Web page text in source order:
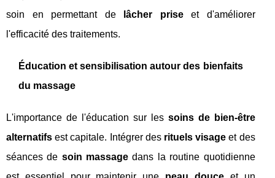
soin en permettant de
lâcher priseet d'améliorer
l'efficacité des traitements.
Éducation et sensibilisation autour des bienfaits
du massage
L'importance de l'éducation sur les soins de bien-être
alternatifs est capitale. Intégrer des rituels visage et des
séances de soin massage dans la routine quotidienne